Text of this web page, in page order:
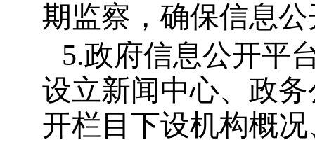
期监察，确保信息
5.政府信息公开平
设立新闻中心、政
开栏目下设机构概